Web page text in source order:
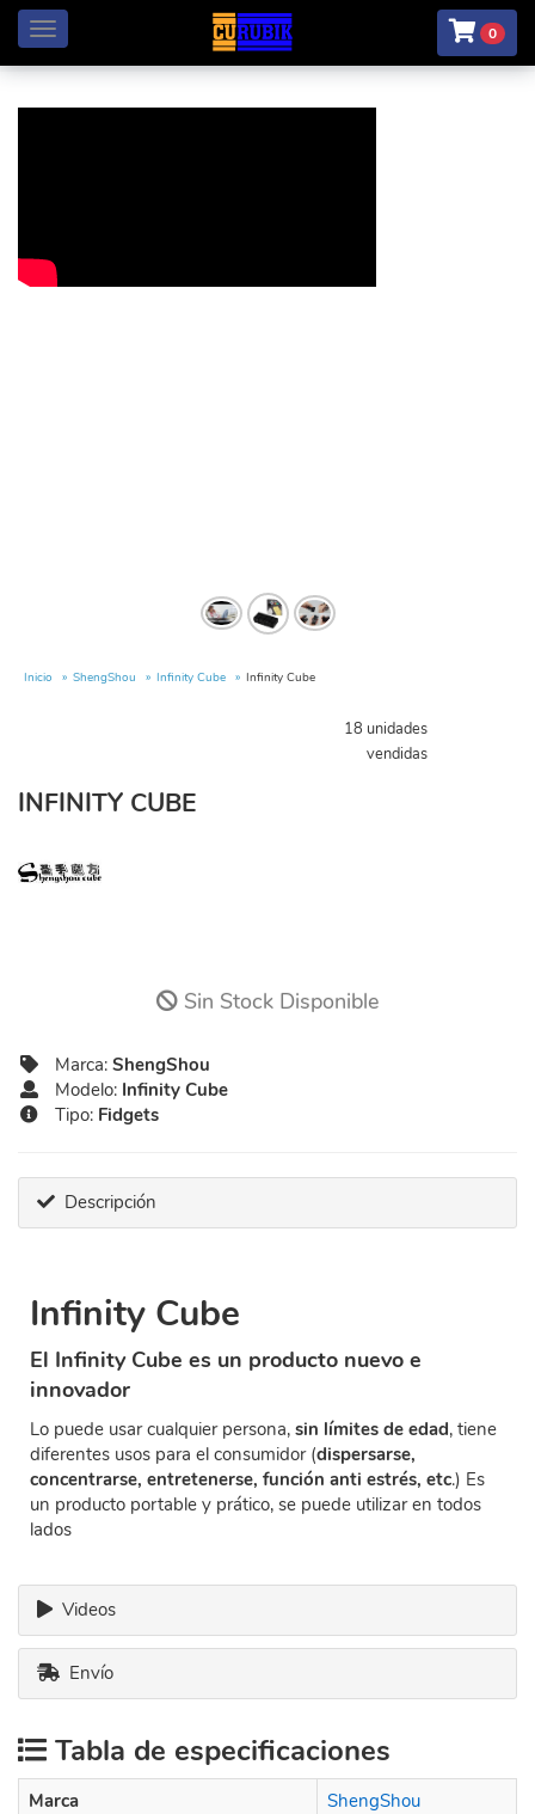
Menú 0
Inicio ShengShou Infinity Cube Infinity Cube
18 unidades
vendidas
INFINITY CUBE
Sin Stock Disponible
Marca: ShengShou
Modelo: Infinity Cube
Tipo: Fidgets
Descripción
Infinity Cube
El Infinity Cube es un producto nuevo e
innovador
Lo puede usar cualquier persona, sin límites de edad, tiene
diferentes usos para el consumidor (dispersarse,
concentrarse, entretenerse, función anti estrés, etc.) Es
un producto portable y prático, se puede utilizar en todos
lados
Videos
Envío
Tabla de especificaciones
Marca
ShengShou